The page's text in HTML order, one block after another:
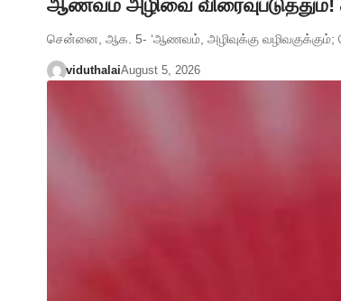
ஆணவம் அழிவை விரைவுபடுத்தும்!
சென்னை, ஆக. 5- ‘ஆணவம், அழிவுக்கு வழிவகுக்கும்;
viduthalaiAugust 5, 2026